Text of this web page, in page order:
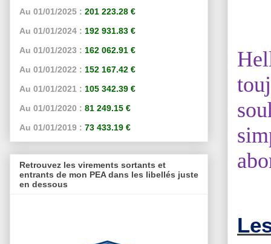
Au 01/01/2025 : 201 223.28 €
Au 01/01/2024 : 192 931.83 €
Au 01/01/2023 : 162 062.91 €
Au 01/01/2022 : 152 167.42 €
Au 01/01/2021 : 105 342.39 €
Au 01/01/2020 : 81 249.15 €
Au 01/01/2019 : 73 433.19 €
Retrouvez les virements sortants et
entrants de mon PEA dans les libellés juste
en dessous